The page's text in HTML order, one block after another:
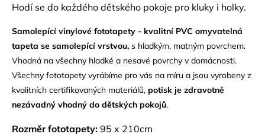
Hodí se do každého dětského pokoje pro kluky i holky.
Samolepící vinylové fototapety - kvalitní PVC omyvatelná
tapeta se samolepící vrstvou, s hladkým, matným povrchem.
Vhodná na všechny hladké a nesavé povrchy v domácnosti.
Všechny fototapety vyrábíme pro vás na míru a jsou vyrobeny z
kvalitních certifikovaných materiálů, potisk je zdravotně
nezávadný vhodný do dětských pokojů.
Rozměr fototapety: 95 x 210cm